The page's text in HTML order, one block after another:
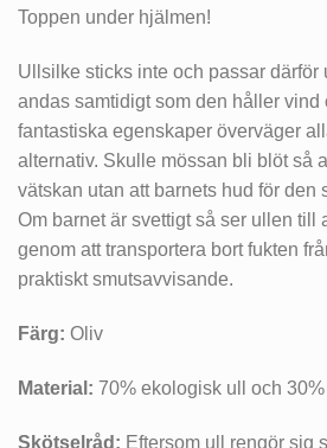
Toppen under hjälmen!
Ullsilke sticks inte och passar därför
andas samtidigt som den håller vind
fantastiska egenskaper överväger
alternativ. Skulle mössan bli blöt så
vätskan utan att barnets hud för den
Om barnet är svettigt så ser ullen till
genom att transportera bort fukten
praktiskt smutsavvisande.
Färg: Oliv
Material: 70% ekologisk ull och
Skötselråd: Eftersom ull rengör sig